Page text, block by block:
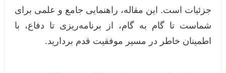
جزئیات است. این مقاله، راهنمایی جامع و علمی برای
شماست تا گام به گام، از برنامه‌ریزی تا دفاع، با
اطمینان خاطر در مسیر موفقیت قدم بردارید.